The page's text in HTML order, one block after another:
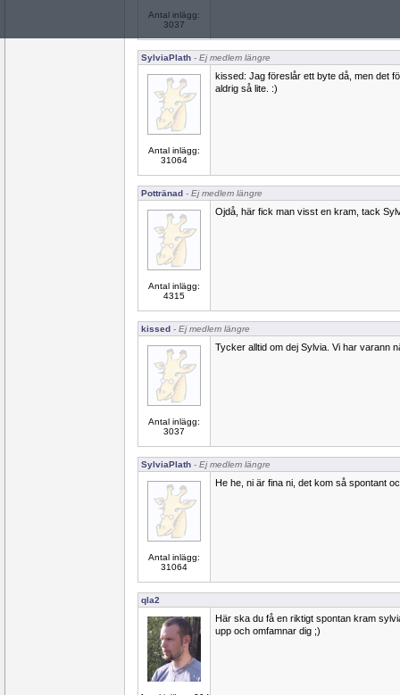
Antal inlägg:
3037
SylviaPlath - Ej medlem längre
Antal inlägg:
31064
kissed: Jag föreslår ett byte då, men det
aldrig så lite. :)
Pottränad - Ej medlem längre
Antal inlägg:
4315
Ojdå, här fick man visst en kram, tack
kissed - Ej medlem längre
Antal inlägg:
3037
Tycker alltid om dej Sylvia. Vi har varann
SylviaPlath - Ej medlem längre
Antal inlägg:
31064
He he, ni är fina ni, det kom så spontant
qla2
Här ska du få en riktigt spontan kram
upp och omfamnar dig ;)